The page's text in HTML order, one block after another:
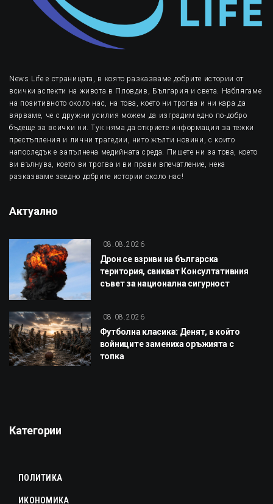
News Life е страницата, в която разказваме добрите истории от
всички аспекти на живота в Пловдив, България и света. Наблягаме
на позитивното около нас, на това, което ни трогва и ни кара да
вярваме, че с дружни усилия можем да изградим едно по-добро
бъдеще за всички ни. Тук няма да откриете информация за тежки
престъпления и лични трагедии, нито жълти новини, с които
напоследък е запълнена медийната среда. Пишете ни за това, което
ви вълнува, което ви трогва и ви прави впечатление, нека
разказваме заедно добрите истории около нас!
Актуално
08.08.2026
Дрон се взриви на българска
територия, свикват Консултативния
съвет за национална сигурност
08.08.2026
Футболна класика: Денят, в който
войниците замениха оръжията с
топка
Категории
ПОЛИТИКА
ИКОНОМИКА